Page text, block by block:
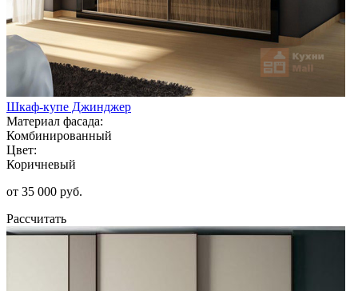
Шкаф-купе Джинджер
Материал фасада:
Комбинированный
Цвет:
Коричневый
от 35 000 руб.
Рассчитать